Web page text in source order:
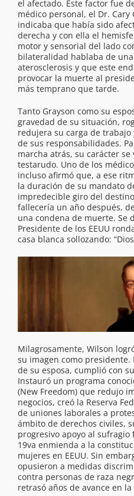
el afectado. Este factor fue
médico personal, el Dr. Cary
indicaba que había sido
derecha y con ella el
motor y sensorial del lado
bilateralidad hablaba de
aterosclerosis y que este
provocar la muerte al
más temprano que tarde.
Tanto Grayson como su
gravedad de su situación,
redujera su carga de
de sus responsabilidades.
marcha atrás, su carácter
testarudo. Uno de los
incluso afirmó que, a ese
la duración de su mandato
impredecible giro del
fallecería un año después,
una condena de muerte. Se
Presidente de los EEUU
casa blanca sollozando:
Milagrosamente, Wilson
su imagen como
de su esposa, cumplió con
Instauró un programa
(New Freedom) que redujo
negocios, creó la Reserva
de uniones laborales a
ámbito de derechos civiles,
progresivo apoyo al
19va enmienda a la
mujeres en EEUU. Sin
opusieron a medidas
contra personas de raza
retrasó años de avance en